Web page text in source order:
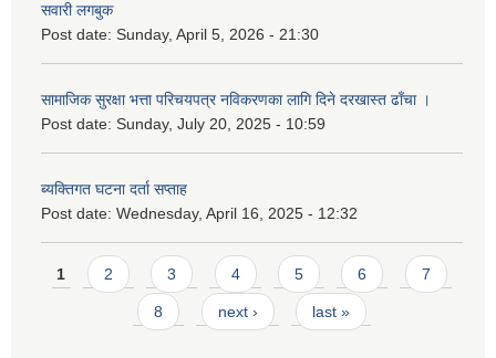
सवारी लगबुक
Post date: Sunday, April 5, 2026 - 21:30
सामाजिक सुरक्षा भत्ता परिचयपत्र नविकरणका लागि दिने दरखास्त ढाँचा ।
Post date: Sunday, July 20, 2025 - 10:59
ब्यक्तिगत घटना दर्ता सप्ताह
Post date: Wednesday, April 16, 2025 - 12:32
Pages
1 2 3 4 5 6 7
8 next › last »